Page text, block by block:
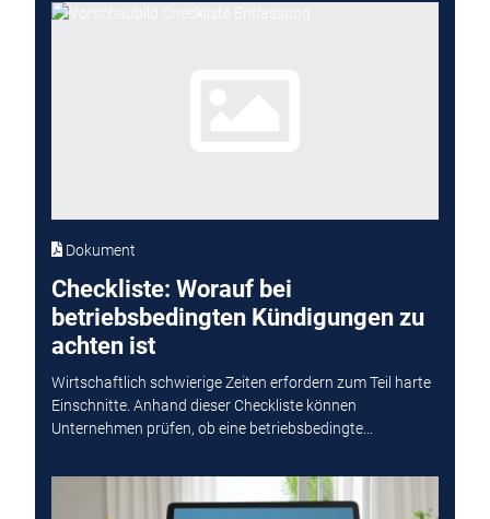
Dokument
Checkliste: Worauf bei
betriebsbedingten Kündigungen zu
achten ist
Wirtschaftlich schwierige Zeiten erfordern zum Teil harte
Einschnitte. Anhand dieser Checkliste können
Unternehmen prüfen, ob eine betriebsbedingte...